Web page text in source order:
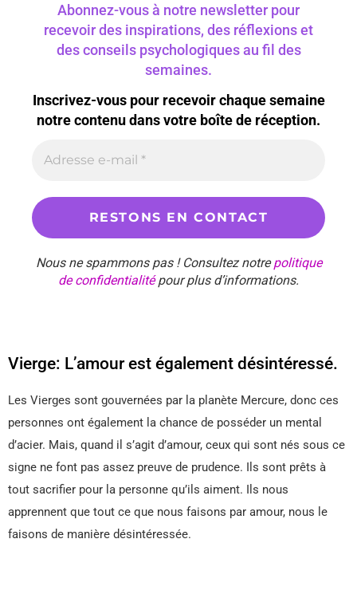
Abonnez-vous à notre newsletter pour
recevoir des inspirations, des réflexions et
des conseils psychologiques au fil des
semaines.
Inscrivez-vous pour recevoir chaque semaine
notre contenu dans votre boîte de réception.
Nous ne spammons pas ! Consultez notrepolitique
de confidentialitépour plus d’informations.
Vierge: L’amour est également désintéressé.
Les Vierges sont gouvernées par la planète Mercure, donc ces
personnes ont également la chance de posséder un mental
d’acier. Mais, quand il s’agit d’amour, ceux qui sont nés sous ce
signe ne font pas assez preuve de prudence. Ils sont prêts à
tout sacrifier pour la personne qu’ils aiment. Ils nous
apprennent que tout ce que nous faisons par amour, nous le
faisons de manière désintéressée.